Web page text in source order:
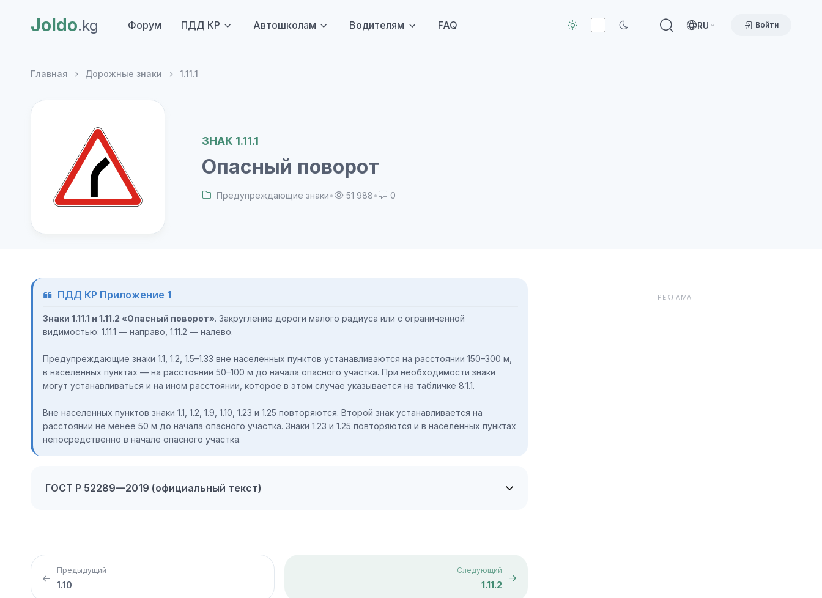
Joldo.kg RU Войти
Форум ПДД КР Автошколам Водителям FAQ
Главная Дорожные знаки 1.11.1
ЗНАК 1.11.1
Опасный поворот
Предупреждающие знаки• 51 988• 0
ПДД КР Приложение 1
Знаки 1.11.1 и 1.11.2 «Опасный поворот». Закругление дороги малого радиуса или с ограниченной
видимостью: 1.11.1 — направо, 1.11.2 — налево.
Предупреждающие знаки 1.1, 1.2, 1.5–1.33 вне населенных пунктов устанавливаются на расстоянии 150–300 м,
в населенных пунктах — на расстоянии 50–100 м до начала опасного участка. При необходимости знаки
могут устанавливаться и на ином расстоянии, которое в этом случае указывается на табличке 8.1.1.
Вне населенных пунктов знаки 1.1, 1.2, 1.9, 1.10, 1.23 и 1.25 повторяются. Второй знак устанавливается на
расстоянии не менее 50 м до начала опасного участка. Знаки 1.23 и 1.25 повторяются и в населенных пунктах
непосредственно в начале опасного участка.
ГОСТ Р 52289—2019 (официальный текст)
Предыдущий
1.10
Следующий
1.11.2
РЕКЛАМА